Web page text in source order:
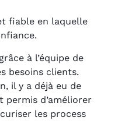
fiable en laquelle
à l’équipe de
besoins clients.
il y a déjà eu de
d’améliorer
les process